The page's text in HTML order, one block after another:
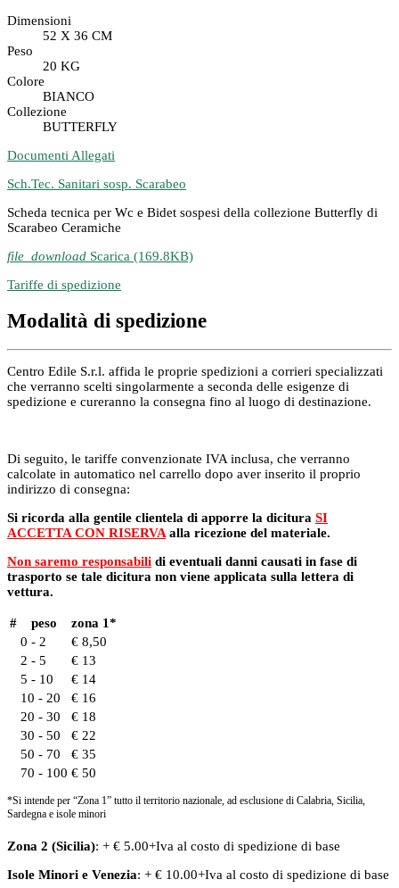
Dimensioni
52 X 36 CM
Peso
20 KG
Colore
BIANCO
Collezione
BUTTERFLY
Documenti Allegati
Sch.Tec. Sanitari sosp. Scarabeo
Scheda tecnica per Wc e Bidet sospesi della collezione Butterfly di
Scarabeo Ceramiche
file_download Scarica (169.8KB)
Tariffe di spedizione
Modalità di spedizione
Centro Edile S.r.l. affida le proprie spedizioni a corrieri specializzati
che verranno scelti singolarmente a seconda delle esigenze di
spedizione e cureranno la consegna fino al luogo di destinazione.
Di seguito, le tariffe convenzionate IVA inclusa, che verranno
calcolate in automatico nel carrello dopo aver inserito il proprio
indirizzo di consegna:
Si ricorda alla gentile clientela di apporre la dicitura SI
ACCETTA CON RISERVA alla ricezione del materiale.
Non saremo responsabili di eventuali danni causati in fase di
trasporto se tale dicitura non viene applicata sulla lettera di
vettura.
# peso
zona 1*
0 - 2
€ 8,50
2 - 5
€ 13
5 - 10
€ 14
10 - 20
€ 16
20 - 30
€ 18
30 - 50
€ 22
50 - 70
€ 35
70 - 100 € 50
*Si intende per “Zona 1” tutto il territorio nazionale, ad esclusione di Calabria, Sicilia,
Sardegna e isole minori
Zona 2 (Sicilia): + € 5.00+Iva al costo di spedizione di base
Isole Minori e Venezia: + € 10.00+Iva al costo di spedizione di base